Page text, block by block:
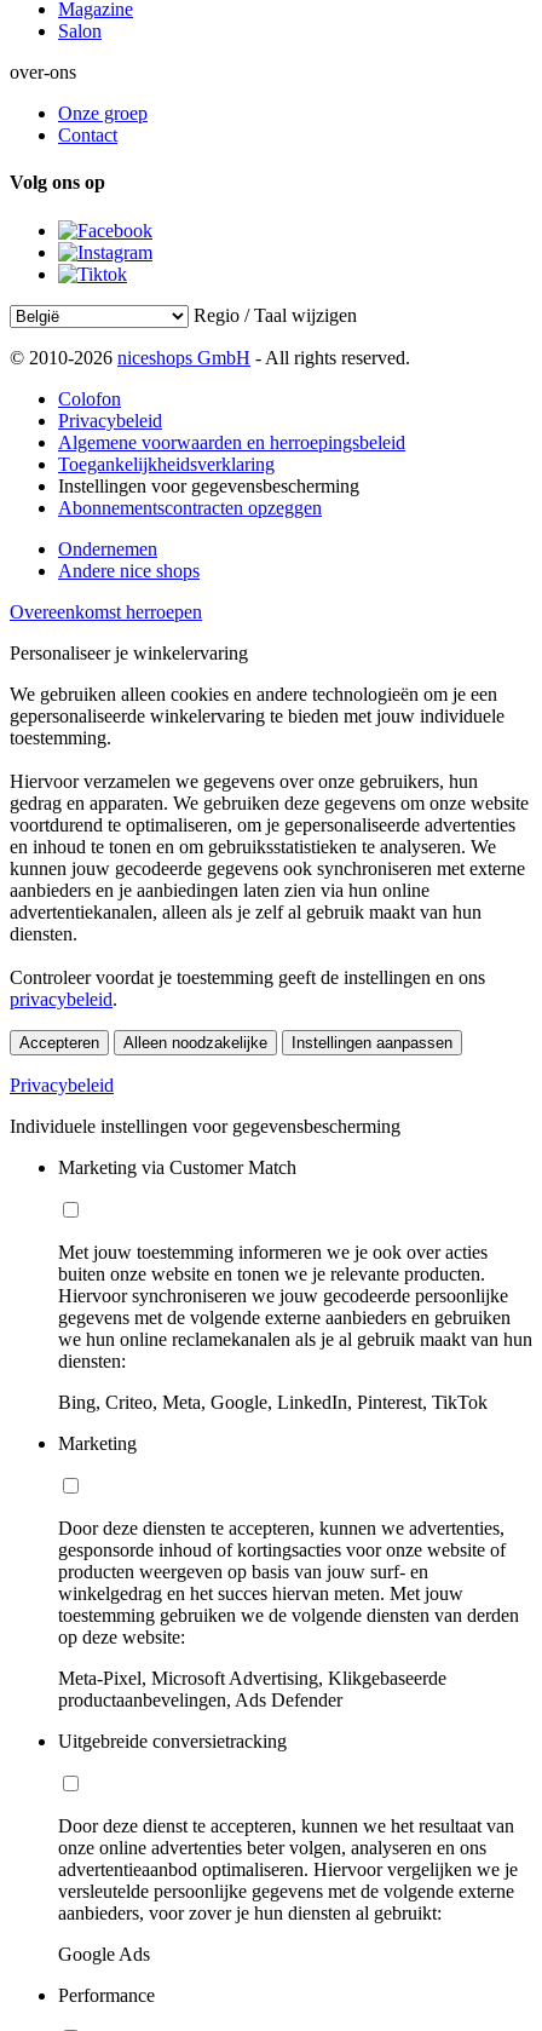
Magazine
Salon
over-ons
Onze groep
Contact
Volg ons op
Regio / Taal wijzigen
© 2010-2026 niceshops GmbH - All rights reserved.
Colofon
Privacybeleid
Algemene voorwaarden en herroepingsbeleid
Toegankelijkheidsverklaring
Instellingen voor gegevensbescherming
Abonnementscontracten opzeggen
Ondernemen
Andere nice shops
Overeenkomst herroepen
Personaliseer je winkelervaring
We gebruiken alleen cookies en andere technologieën om je een
gepersonaliseerde winkelervaring te bieden met jouw individuele
toestemming.
Hiervoor verzamelen we gegevens over onze gebruikers, hun
gedrag en apparaten. We gebruiken deze gegevens om onze website
voortdurend te optimaliseren, om je gepersonaliseerde advertenties
en inhoud te tonen en om gebruiksstatistieken te analyseren. We
kunnen jouw gecodeerde gegevens ook synchroniseren met externe
aanbieders en je aanbiedingen laten zien via hun online
advertentiekanalen, alleen als je zelf al gebruik maakt van hun
diensten.
Controleer voordat je toestemming geeft de instellingen en ons
privacybeleid.
Accepteren Alleen noodzakelijke Instellingen aanpassen
Privacybeleid
Individuele instellingen voor gegevensbescherming
Marketing via Customer Match
Met jouw toestemming informeren we je ook over acties
buiten onze website en tonen we je relevante producten.
Hiervoor synchroniseren we jouw gecodeerde persoonlijke
gegevens met de volgende externe aanbieders en gebruiken
we hun online reclamekanalen als je al gebruik maakt van hun
diensten:
Bing, Criteo, Meta, Google, LinkedIn, Pinterest, TikTok
Marketing
Door deze diensten te accepteren, kunnen we advertenties,
gesponsorde inhoud of kortingsacties voor onze website of
producten weergeven op basis van jouw surf- en
winkelgedrag en het succes hiervan meten. Met jouw
toestemming gebruiken we de volgende diensten van derden
op deze website:
Meta-Pixel, Microsoft Advertising, Klikgebaseerde
productaanbevelingen, Ads Defender
Uitgebreide conversietracking
Door deze dienst te accepteren, kunnen we het resultaat van
onze online advertenties beter volgen, analyseren en ons
advertentieaanbod optimaliseren. Hiervoor vergelijken we je
versleutelde persoonlijke gegevens met de volgende externe
aanbieders, voor zover je hun diensten al gebruikt:
Google Ads
Performance